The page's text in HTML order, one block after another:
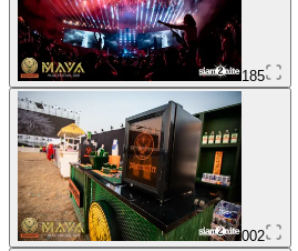
185
002